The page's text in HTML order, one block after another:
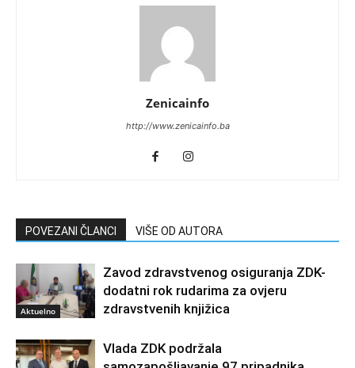
Zenicainfo
http://www.zenicainfo.ba
POVEZANI ČLANCI VIŠE OD AUTORA
Aktuelno
Zavod zdravstvenog osiguranja ZDK-
dodatni rok rudarima za ovjeru
zdravstvenih knjižica
Vlada ZDK podržala